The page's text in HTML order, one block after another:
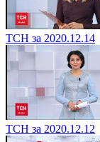
ТСН за 2020.12.14
ТСН за 2020.12.12